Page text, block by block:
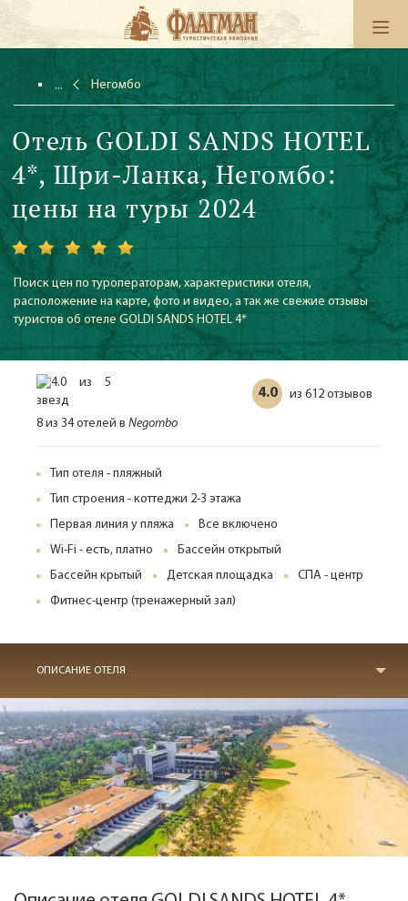
Негомбо
Отель GOLDI SANDS HOTEL
4*, Шри-Ланка, Негомбо:
цены на туры 2024
Поиск цен по туроператорам, характеристики отеля,
расположение на карте, фото и видео, а так же свежие отзывы
туристов об отеле GOLDI SANDS HOTEL 4*
4.0 из 612 отзывов
8 из 34 отелей в Negombo
Тип отеля - пляжный
Тип строения - коттеджи 2-3 этажа
Первая линия у пляжа
Все включено
Wi-Fi - есть, платно
Бассейн открытый
Бассейн крытый
Детская площадка
СПА - центр
Фитнес-центр (тренажерный зал)
ОПИСАНИЕ ОТЕЛЯ